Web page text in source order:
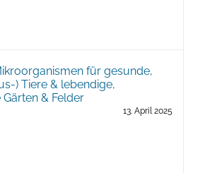
für gesunde,
) Tiere & lebendige,
& Felder
13. April 2025